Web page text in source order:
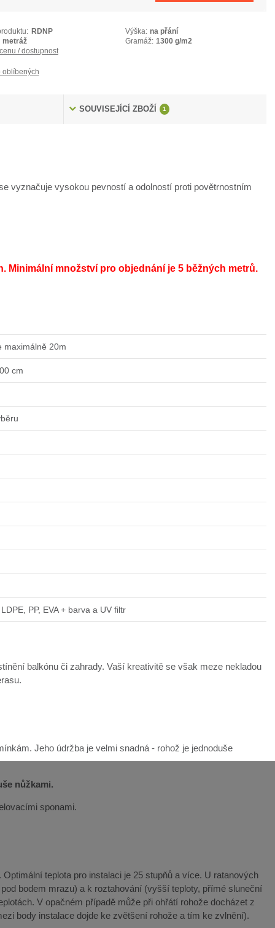
RDNP Výška: na přání
metráž
Gramáž: 1300 g/m2
/ dostupnost
oblíbených
SOUVISEJÍCÍ ZBOŽÍ 1
vyznačuje vysokou pevností a odolností proti povětrnostním
Minimální množství pro objednání je 5 běžných metrů.
maximálně 20m
cm
PP, EVA + barva a UV filtr
balkónu či zahrady. Vaší kreativitě se však meze nekladou
Jeho údržba je velmi snadná - rohož je jednoduše
nůžkami.
sponami.
teplota pro instalaci je 25 stupňů a více. U ratanových
bodem mrazu) a k roztahování (vyšší teploty, přímé sluneční
V opačném případě může při ohřátí rohože docházet z
body instalace dojde ke zvětšení rohože a tím ke zvlnění).